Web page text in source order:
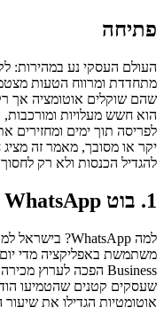
פתיחה
העולם העסקי נע במהירות:
הוא חשש מעלויות ומורכבות,
לפריסה תוך ימים
יקר או מסובך, מאמר זה
להגדיל הכנסות ולא רק לחסוך
1. בוט WhatsApp שמוכר בזמן שאתם ישנים
שעסקים קטנים שהטמיעו
אוטומטיות הגדילו את שיעור ההמרה בכ‑15%